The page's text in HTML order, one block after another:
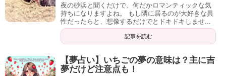
夜の砂浜と聞くだけで、何だかロマンティックな気
持ちになりますよね。 もし隣に居るのが大好きな異
性だったらと、想像するだけでとドキドキしませ...
記事を読む
【夢占い】いちごの夢の意味は？主に吉
夢だけど注意点も！